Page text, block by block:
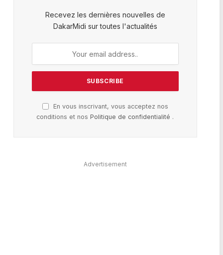
Recevez les dernières nouvelles de
DakarMidi sur toutes l'actualités
En vous inscrivant, vous acceptez nos
conditions et nosPolitique de confidentialité .
Advertisement